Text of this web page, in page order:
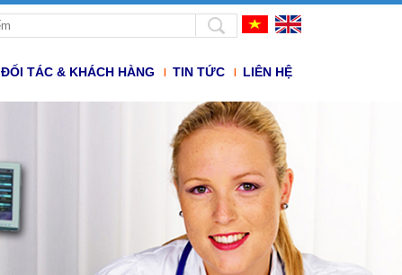
ĐỐI TÁC & KHÁCH HÀNG TIN TỨC LIÊN HỆ